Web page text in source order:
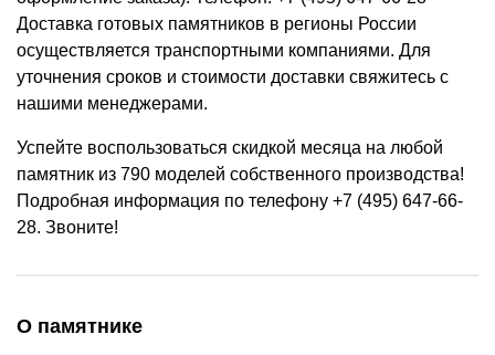
Доставка готовых памятников в регионы России
осуществляется транспортными компаниями. Для
уточнения сроков и стоимости доставки свяжитесь с
нашими менеджерами.
Успейте воспользоваться скидкой месяца на любой
памятник из 790 моделей собственного производства!
Подробная информация по телефону +7 (495) 647-66-
28. Звоните!
О памятнике